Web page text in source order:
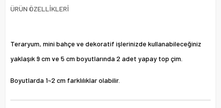
ÜRÜN ÖZELLIKLERI
Teraryum, mini bahçe ve dekoratif işlerinizde kullanabileceğiniz
yaklaşık 9 cm ve 5 cm boyutlarında 2 adet yapay top çim.
Boyutlarda 1~2 cm farklılıklar olabilir.